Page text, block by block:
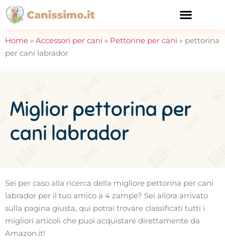
Home » Accessori per cani » Pettorine per cani » pettorina
per cani labrador
Miglior pettorina per
cani labrador
Sei per caso alla ricerca della migliore pettorina per cani
labrador per il tuo amico a 4 zampe? Sei allora arrivato
sulla pagina giusta, qui potrai trovare classificati tutti i
migliori articoli che puoi acquistare direttamente da
Amazon.it!